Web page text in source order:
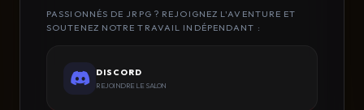
PASSIONNÉS DE JRPG ? REJOIGNEZ L'AVENTURE ET
SOUTENEZ NOTRE TRAVAIL INDÉPENDANT :
DISCORD
REJOINDRE LE SALON